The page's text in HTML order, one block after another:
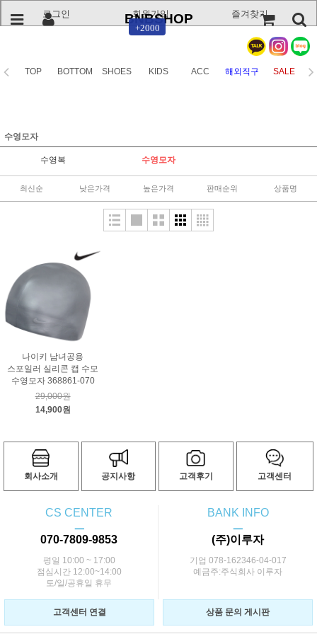
로그인
+2000
회원가입 즐겨찾기
BNBSHOP
TOP BOTTOM SHOES KIDS ACC 해외직구 SALE
수영모자
수영복 수영모자
최신순 낮은가격 높은가격 판매순위 상품명
나이키 남녀공용
스포일러 실리콘 캡 수모
수영모자 368861-070
29,000원
14,900원
회사소개 공지사항 고객후기 고객센터
CS CENTER
ㅡ
070-7809-9853
평일 10:00 ~ 17:00
점심시간 12:00~14:00
토/일/공휴일 휴무
BANK INFO
ㅡ
(주)이루자
기업 078-162346-04-017
예금주:주식회사 이루자
고객센터 연결 상품 문의 게시판